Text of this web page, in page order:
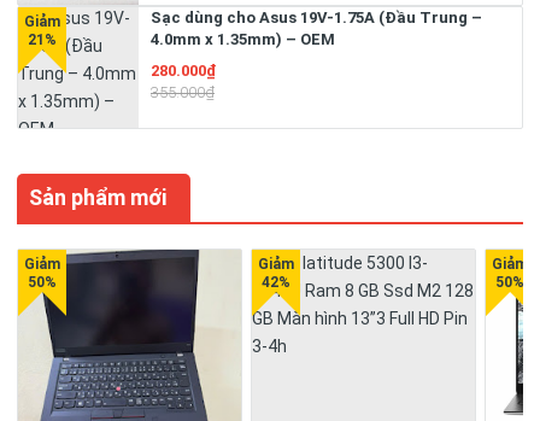
Sạc dùng cho Asus 19V-1.75A (Đầu Trung –
4.0mm x 1.35mm) – OEM
280.000₫
355.000₫
Sản phẩm mới